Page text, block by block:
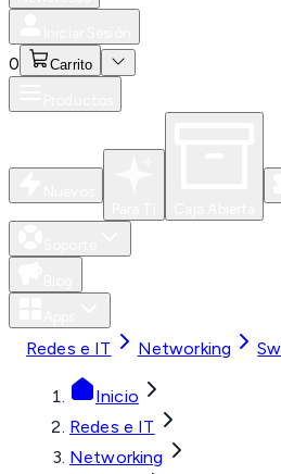
0 Carrito
Redes e IT Networking
Inicio
Redes e IT
Networking